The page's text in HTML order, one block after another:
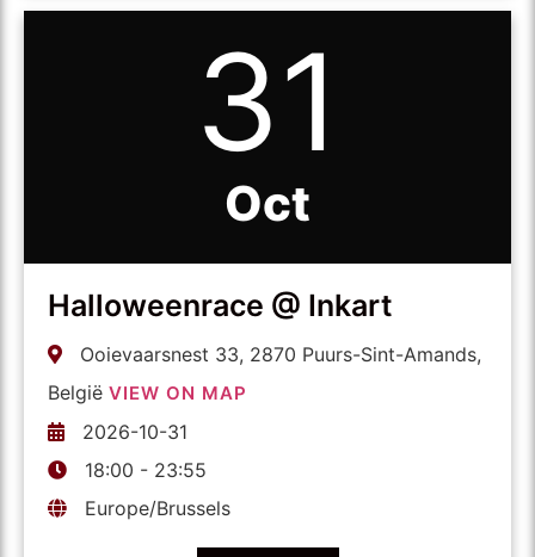
31
Oct
Halloweenrace @ Inkart
Ooievaarsnest 33, 2870 Puurs-Sint-Amands,
België VIEW ON MAP
2026-10-31
18:00 - 23:55
Europe/Brussels